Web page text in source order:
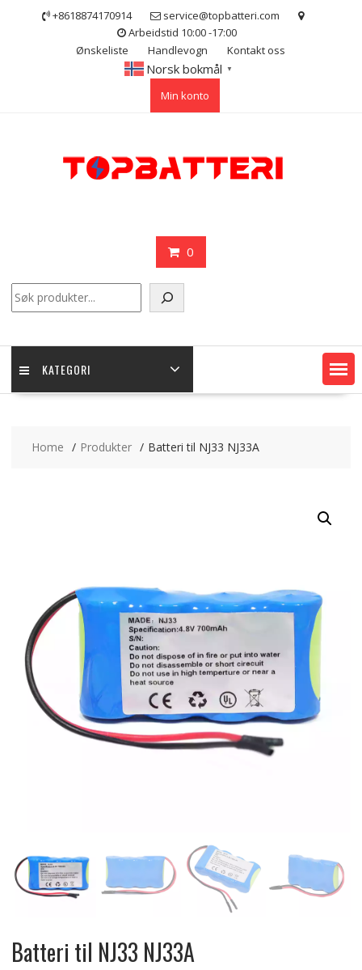
+8618874170914
service@topbatteri.com
Arbeidstid 10:00 -17:00
Ønskeliste
Handlevogn Kontakt oss
Norsk bokmål ▼
Min konto
0
KATEGORI
Home Produkter Batteri til NJ33 NJ33A
Batteri til NJ33 NJ33A